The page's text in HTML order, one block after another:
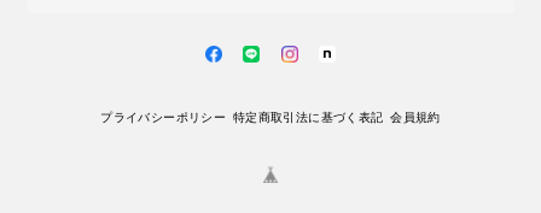
プライバシーポリシー 特定商取引法に基づく表記 会員規約